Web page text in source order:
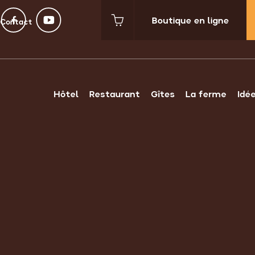
Contact Boutique en ligne
Hôtel Restaurant Gîtes La ferme